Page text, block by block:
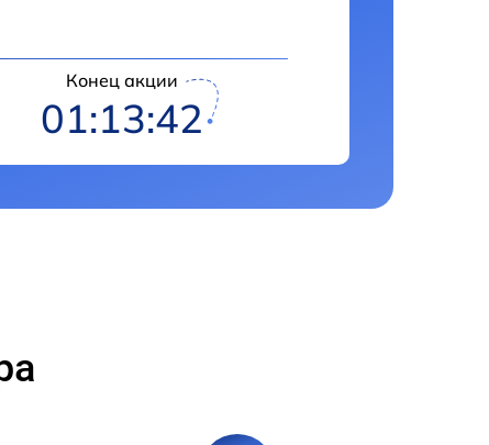
Конец акции
01:13:41